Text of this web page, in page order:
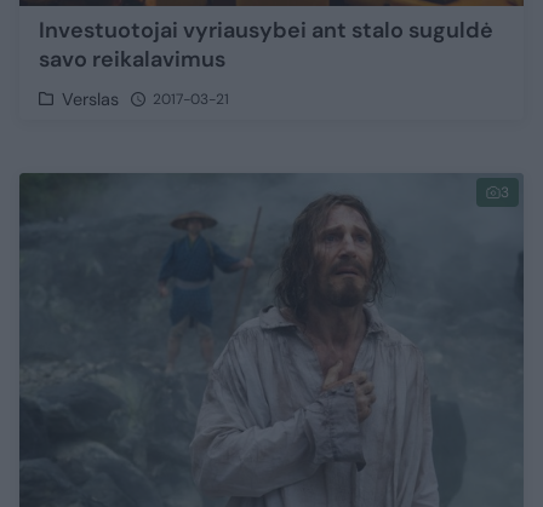
Investuotojai vyriausybei ant stalo suguldė
savo reikalavimus
Verslas 2017-03-21
3